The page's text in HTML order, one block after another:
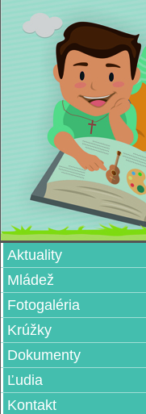
Aktuality
Mládež
Fotogaléria
Krúžky
Dokumenty
Ľudia
Kontakt